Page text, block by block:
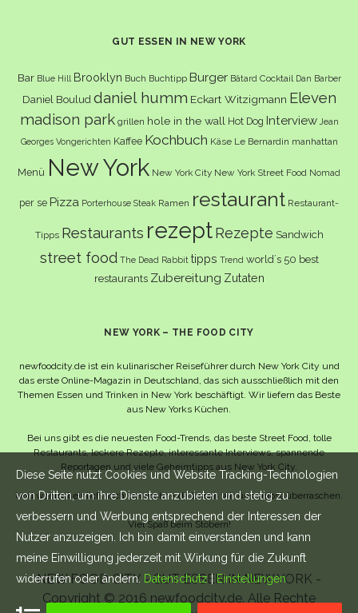
GUT ESSEN IN NEW YORK
Bar Blue Hill Brooklyn Buch Buchtipp Burger Bâtard Cocktail Dan Barber
Daniel Boulud daniel humm Eckart Witzigmann Eleven
madison park grillen hole in the wall Hot Dog Interview Jean
Georges Vongerichten Kaffee Kochbuch Käse Le Bernardin manhattan
Menü New York New York City New York Street Food Nomad
per se Pizza Porterhouse Steak Ramen restaurant Restaurant-
Tipps Restaurants rezept Rezepte Sandwich
street food The Dead Rabbit tipps Trend world´s 50 best
restaurants Zubereitung Zutaten
NEW YORK – THE FOOD CITY
newfoodcity.de ist ein kulinarischer Reiseführer durch New York City und
das erste Online-Magazin in Deutschland, das sich ausschließlich mit den
Themen Essen und Trinken in New York beschäftigt. Wir liefern das Beste
aus New Yorks Küchen.
Bei uns gibt es die neuesten Food-Trends, das beste Street Food, tolle
Restaurants, leckere Rezepte, interessante Interviews, spannende
Reportagen und viele Geheimtipps aus New York City.
Und wahrscheinlich noch viel mehr – da lassen wir uns selbst überraschen.
Viel Spaß beim Stöbern!
NEW FOOD CITY - GUT ESSEN IN NEW YORK -
Copyright © 2016 newfoodcity.de. Alle Rechte
Diese Seite nutzt Cookies und Website Tracking-Technologien
von Dritten, um ihre Dienste anzubieten und stetig zu
verbessern und Werbung entsprechend der Interessen der
Nutzer anzuzeigen. Ich bin damit einverstanden und kann
meine Einwilligung jederzeit mit Wirkung für die Zukunft
widerrufen oder ändern. Datenschutz| Einstellungen